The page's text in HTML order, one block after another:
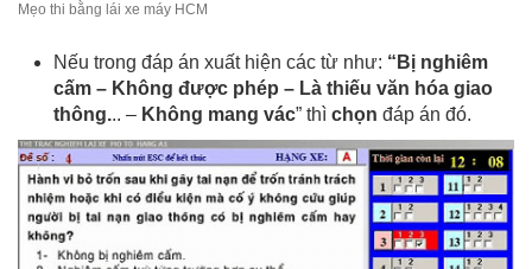
Mẹo thi bằng lái xe máy HCM
Nếu trong đáp án xuất hiện các từ như: “Bị nghiêm
cấm – Không được phép – Là thiếu văn hóa giao
thông... – Không mang vác” thì chọn đáp án đó.